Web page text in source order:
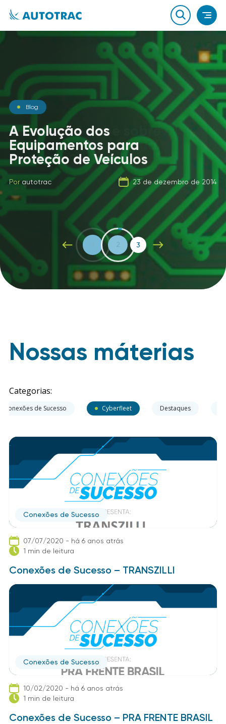
Notícias
O que você sabe sobre o
combustível que a sua
frota usa?
Porautotrac 21 de setembro de 2019
Blog
A Evolução dos
Equipamentos para
Proteção de Veículos
Porautotrac 23 de dezembro de 2014
Carga Fracionada
Porautotrac 06 de fevereiro de 2020
3
Nossas máterias
Categorias:
Conexões de Sucesso Cyberfleet Destaques
Conexões de Sucesso
07/07/2020 - há 6 anos atrás
1 min de leitura
Conexões de Sucesso – TRANSZILLI
Conexões de Sucesso
10/02/2020 - há 6 anos atrás
1 min de leitura
Conexões de Sucesso – PRA FRENTE BRASIL